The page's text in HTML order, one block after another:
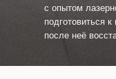
с опытом
подготовиться
после неё